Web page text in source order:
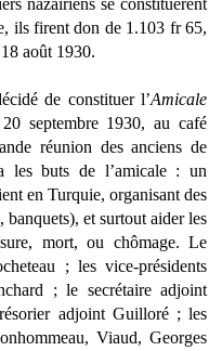
ils firent don de 1.103 fr 65,
août 1930.
de constituer l’Amicale
septembre 1930, au café
réunion des anciens de
les buts de l’amicale : un
en Turquie, organisant des
banquets), et surtout aider les
mort, ou chômage. Le
; les vice-présidents
; le secrétaire adjoint
adjoint Guilloré ; les
Viaud, Georges